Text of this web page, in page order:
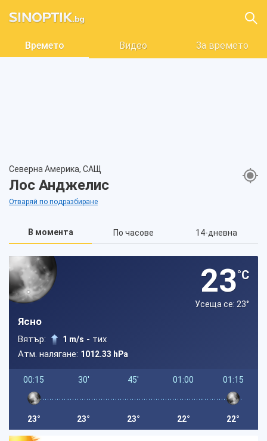
Времето Видео За времето
Северна Америка, САЩ
Лос Анджелис
Отваряй по подразбиране
В момента По часове 14-дневна
23°C
Усеща се: 23°
Ясно
Вятър: 1 m/s - тих
Атм. налягане: 1012.33 hPa
00:15
23°
30'
23°
45'
23°
01:00
22°
01:15
22°